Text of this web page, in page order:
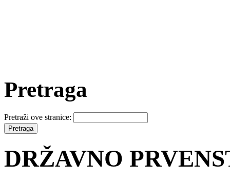
Pretraga
Pretraži ove stranice:
DRŽAVNO